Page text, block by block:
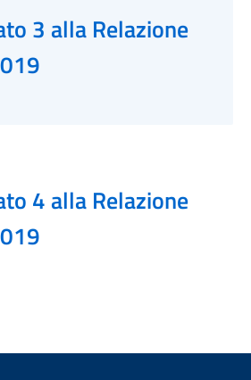
3 alla Relazione
4 alla Relazione